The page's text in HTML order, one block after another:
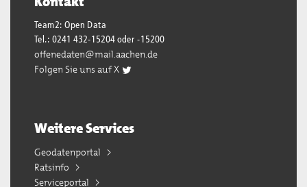
Team2: Open Data
Tel.: 0241 432-15204 oder -15200
offenedaten@mail.aachen.de
Folgen Sie uns auf X
Weitere Services
Geodatenportal
Ratsinfo
Serviceportal